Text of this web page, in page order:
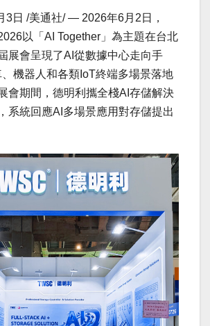
3日 /美通社/ — 2026年6月2日，
以「AI Together」為主題在台北
展會呈現了AI從數據中心走向手
機器人和各類IoT終端多場景落地
會期間，德明利攜全棧AI存儲解決
系統回應AI多場景應用對存儲提出